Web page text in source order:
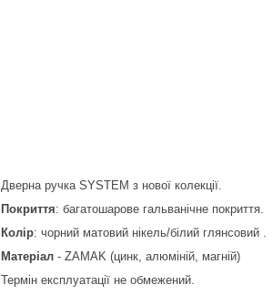
Дверна ручка SYSTEM з нової колекції.
Покриття: багатошарове гальванічне покриття.
Колір: чорний матовий нікель/білий глянсовий .
Матеріал - ZAMAK (цинк, алюміній, магній)
Термін експлуатації не обмежений.